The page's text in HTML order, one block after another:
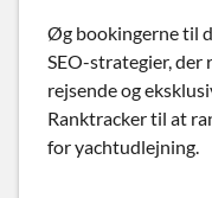
Øg bookingerne til
SEO-strategier, der
rejsende og
Ranktracker til at
for yachtudlejning.